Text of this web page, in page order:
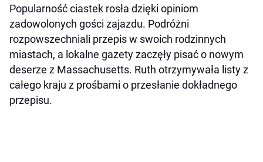
Popularność ciastek rosła dzięki opiniom
zadowolonych gości zajazdu. Podróżni
rozpowszechniali przepis w swoich rodzinnych
miastach, a lokalne gazety zaczęły pisać o nowym
deserze z Massachusetts. Ruth otrzymywała listy z
całego kraju z prośbami o przesłanie dokładnego
przepisu.